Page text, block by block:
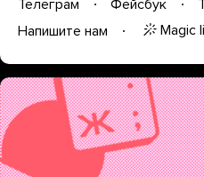
Телеграм Фейсбук
Напишите нам
Magic